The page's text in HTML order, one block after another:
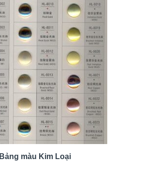
Bảng màu Kim Loại